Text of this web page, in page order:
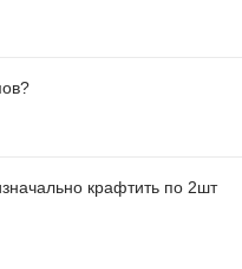
крафтить по 2шт